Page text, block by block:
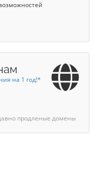
на 1 год!*
продленые домены